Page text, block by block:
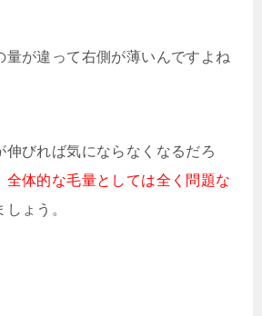
量が違って右側が薄いんですよね
伸びれば気にならなくなるだろ
全体的な毛量としては全く問題な
ょう。